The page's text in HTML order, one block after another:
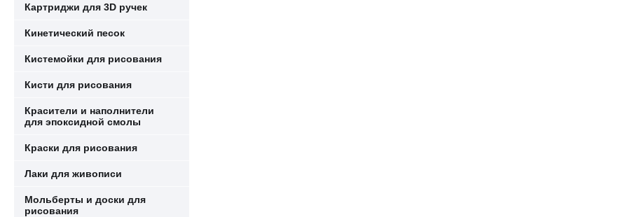
Картриджи для 3D ручек
Кинетический песок
Кистемойки для рисования
Кисти для рисования
Красители и наполнители
для эпоксидной смолы
Краски для рисования
Лаки для живописи
Мольберты и доски для
рисования